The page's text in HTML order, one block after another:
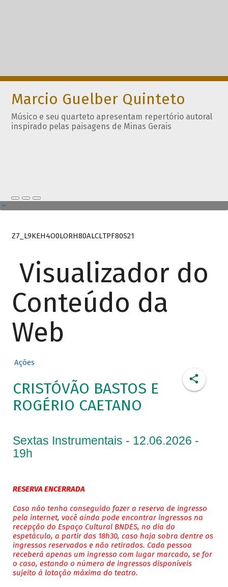
Marcio Guelber Quinteto
Músico e seu quarteto apresentam repertório autoral
inspirado pelas paisagens de Minas Gerais
Z7_L9KEH4O0LORH80ALCLTPF80S21
Visualizador do
Conteúdo da
Web
Ações
CRISTÓVÃO BASTOS E
ROGÉRIO CAETANO
Sextas Instrumentais - 12.06.2026 -
19h
RESERVA ENCERRADA
Caso não tenha conseguido fazer a reserva de ingresso
pela internet, você ainda pode encontrar ingressos na
recepção do Espaço Cultural BNDES, no dia do
espetáculo, a partir das 18h30, caso haja sobra dentre os
ingressos reservados e não retirados. Cada pessoa
receberá apenas um ingresso com lugar marcado, se for
o caso, estando o número de ingressos disponíveis
sujeito à lotação máxima do teatro.